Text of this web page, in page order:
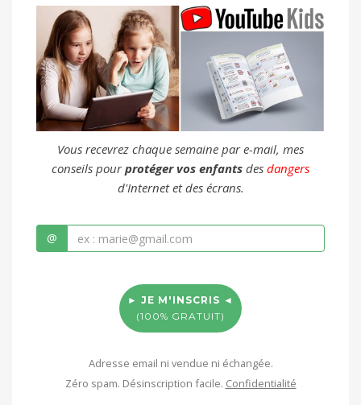
Vous recevrez chaque semaine par e-mail, mes
conseils pourprotéger vos enfants des dangers
d'Internet et des écrans.
@
► JE M'INSCRIS ◄
(100% GRATUIT)
Adresse email ni vendue ni échangée.
Zéro spam. Désinscription facile. Confidentialité